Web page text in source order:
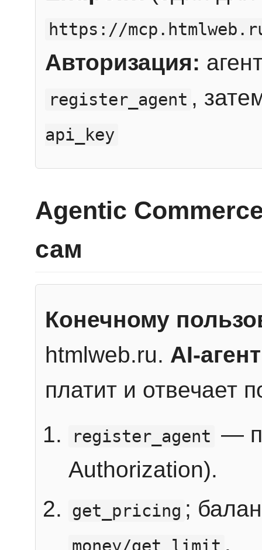
https://
Авторизация:
register_agent ,
api_key
Agentic
сам
Конечному
htmlweb.ru. AI-агент
платит и отвечает
register_agent —
Authorization).
get_pricing ;
.